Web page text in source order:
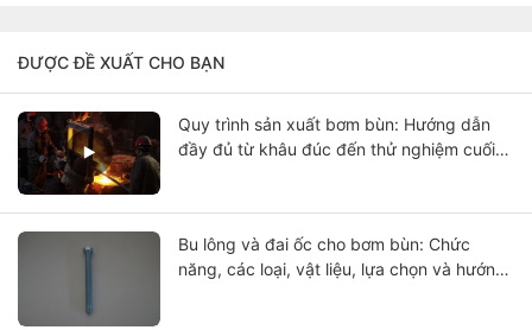
ĐƯỢC ĐỀ XUẤT CHO BẠN
Quy trình sản xuất bơm bùn: Hướng dẫn
đầy đủ từ khâu đúc đến thử nghiệm cuối
Bu lông và đai ốc cho bơm bùn: Chức
năng, các loại, vật liệu, lựa chọn và hướng